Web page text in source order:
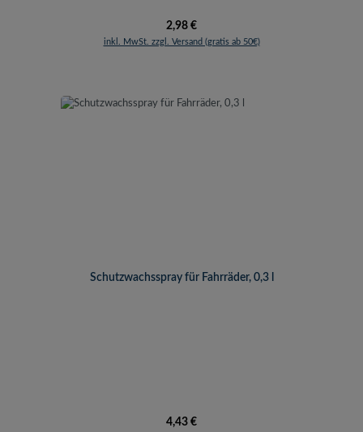
Regulärer Preis:
2,98 €
inkl. MwSt. zzgl. Versand (gratis ab 50€)
Schutzwachsspray für Fahrräder, 0,3 l
Regulärer Preis:
4,43 €